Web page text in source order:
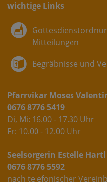
wichtige Links
Mitteilungen
Begräbnisse und
Pfarrvikar Moses
0676 8776 5419
Di, Mi: 16.00 - 17.30 Uhr
Fr: 10.00 - 12.00 Uhr
Seelsorgerin Estelle Hartl
0676 8776 5592
nach telefonischer